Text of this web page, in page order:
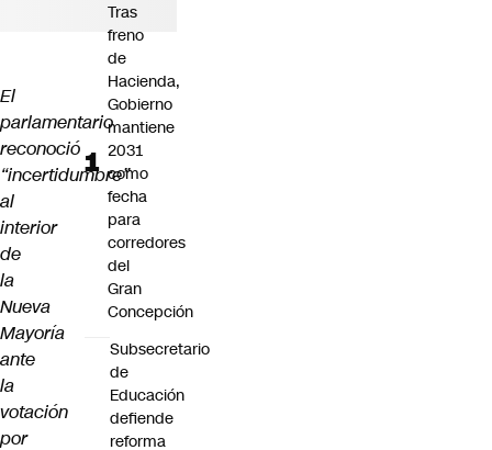
El
parlamentario
reconoció
“incertidumbre”
al
interior
de
la
Nueva
Mayoría
ante
la
votación
por
Tras
freno
de
Hacienda,
Gobierno
mantiene
2031
como
fecha
para
corredores
del
Gran
Concepción
Subsecretario
de
Educación
defiende
reforma